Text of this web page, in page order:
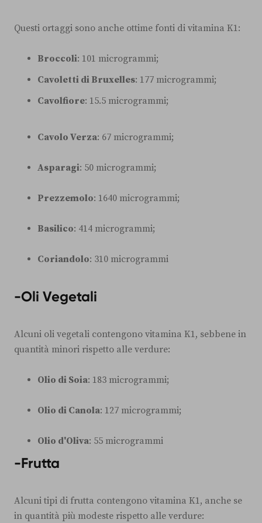
Questi ortaggi sono anche ottime fonti di vitamina K1:
Broccoli: 101 microgrammi;
Cavoletti di Bruxelles: 177 microgrammi;
Cavolfiore: 15.5 microgrammi;
Cavolo Verza: 67 microgrammi;
Asparagi: 50 microgrammi;
Prezzemolo: 1640 microgrammi;
Basilico: 414 microgrammi;
Coriandolo: 310 microgrammi
-Oli Vegetali
Alcuni oli vegetali contengono vitamina K1, sebbene in
quantità minori rispetto alle verdure:
Olio di Soia: 183 microgrammi;
Olio di Canola: 127 microgrammi;
Olio d'Oliva: 55 microgrammi
-Frutta
Alcuni tipi di frutta contengono vitamina K1, anche se
in quantità più modeste rispetto alle verdure: